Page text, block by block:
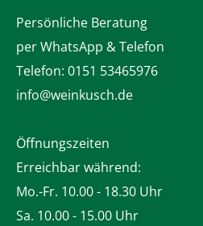
Persönliche Beratung
per WhatsApp & Telefon
Telefon: 0151 53465976
info@weinkusch.de
Öffnungszeiten
Erreichbar während:
Mo.-Fr. 10.00 - 18.30 Uhr
Sa. 10.00 - 15.00 Uhr